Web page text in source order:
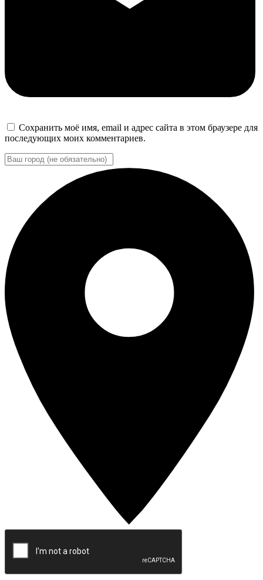
Сохранить моё имя, email и адрес сайта в этом браузере для
последующих моих комментариев.